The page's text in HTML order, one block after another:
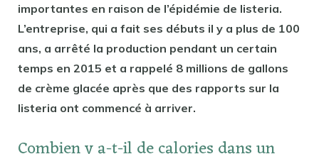
importantes en raison de l’épidémie de listeria.
L’entreprise, qui a fait ses débuts il y a plus de 100
ans, a arrêté la production pendant un certain
temps en 2015 et a rappelé 8 millions de gallons
de crème glacée après que des rapports sur la
listeria ont commencé à arriver.